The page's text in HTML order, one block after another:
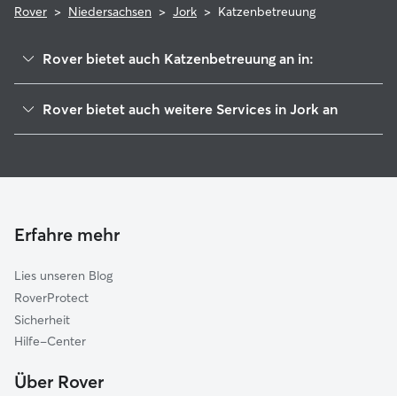
Rover > Niedersachsen > Jork > Katzenbetreuung
Rover bietet auch Katzenbetreuung an in:
Lühe
Haseldorf
Schenefeld (Pinneberg)
Stade
Halstenbek
Moorrege
Rover bietet auch weitere Services in Jork an
Hundekindergarten in Jork
Erfahre mehr
Lies unseren Blog
RoverProtect
Sicherheit
Hilfe-Center
Über Rover